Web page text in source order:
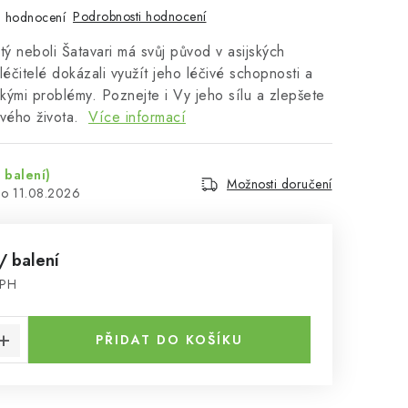
hodnocení Podrobnosti hodnocení
neboli Šatavari má svůj původ v asijských
dokázali využít jeho léčivé schopnosti a
problémy. Poznejte i Vy jeho sílu a zlepšete
života. Více informací
balení)
11.08.2026
Možnosti doručení
balení
PŘIDAT DO KOŠÍKU